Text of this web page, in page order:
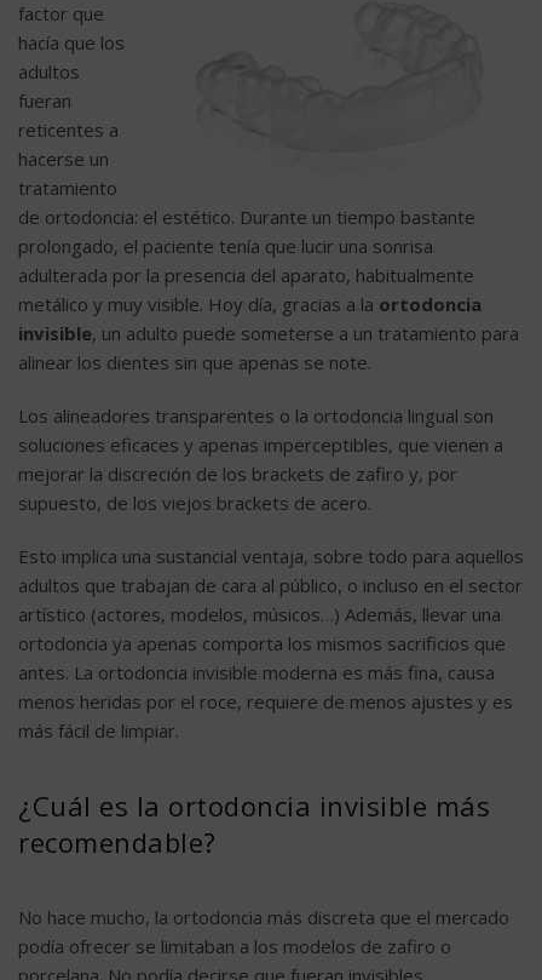
factor que
hacía que los
adultos
fueran
reticentes a
hacerse un
tratamiento
de ortodoncia: el estético. Durante un tiempo bastante
prolongado, el paciente tenía que lucir una sonrisa
adulterada por la presencia del aparato, habitualmente
metálico y muy visible. Hoy día, gracias a la ortodoncia
invisible, un adulto puede someterse a un tratamiento para
alinear los dientes sin que apenas se note.
Los alineadores transparentes o la ortodoncia lingual son
soluciones eficaces y apenas imperceptibles, que vienen a
mejorar la discreción de los brackets de zafiro y, por
supuesto, de los viejos brackets de acero.
Esto implica una sustancial ventaja, sobre todo para aquellos
adultos que trabajan de cara al público, o incluso en el sector
artístico (actores, modelos, músicos…) Además, llevar una
ortodoncia ya apenas comporta los mismos sacrificios que
antes. La ortodoncia invisible moderna es más fina, causa
menos heridas por el roce, requiere de menos ajustes y es
más fácil de limpiar.
¿Cuál es la ortodoncia invisible más
recomendable?
No hace mucho, la ortodoncia más discreta que el mercado
podía ofrecer se limitaban a los modelos de zafiro o